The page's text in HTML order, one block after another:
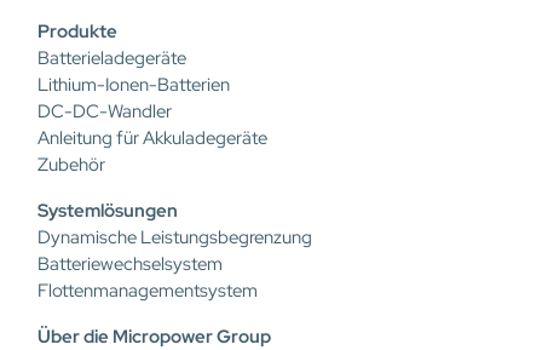
Produkte
Batterieladegeräte
Lithium-Ionen-Batterien
DC-DC-Wandler
Anleitung für Akkuladegeräte
Zubehör
Systemlösungen
Dynamische Leistungsbegrenzung
Batteriewechselsystem
Flottenmanagementsystem
Über die Micropower Group